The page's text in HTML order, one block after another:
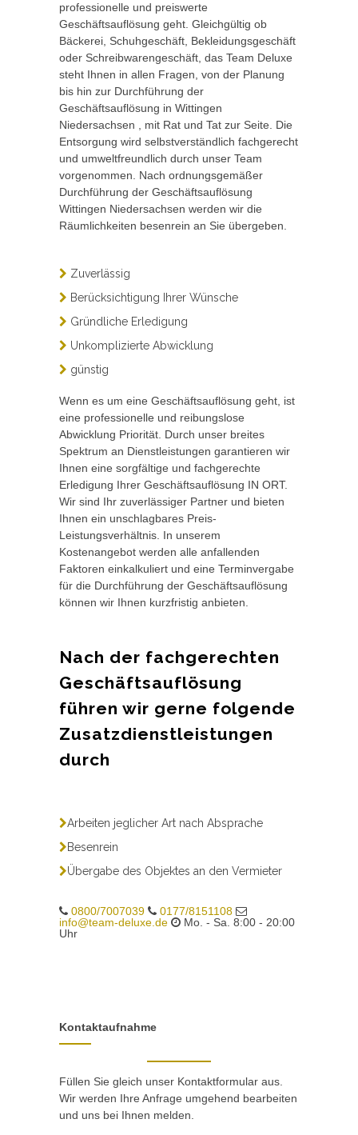
professionelle und preiswerte
Geschäftsauflösung geht. Gleichgültig ob
Bäckerei, Schuhgeschäft, Bekleidungsgeschäft
oder Schreibwarengeschäft, das Team Deluxe
steht Ihnen in allen Fragen, von der Planung
bis hin zur Durchführung der
Geschäftsauflösung in Wittingen
Niedersachsen , mit Rat und Tat zur Seite. Die
Entsorgung wird selbstverständlich fachgerecht
und umweltfreundlich durch unser Team
vorgenommen. Nach ordnungsgemäßer
Durchführung der Geschäftsauflösung
Wittingen Niedersachsen werden wir die
Räumlichkeiten besenrein an Sie übergeben.
Zuverlässig
Berücksichtigung Ihrer Wünsche
Gründliche Erledigung
Unkomplizierte Abwicklung
günstig
Wenn es um eine Geschäftsauflösung geht, ist
eine professionelle und reibungslose
Abwicklung Priorität. Durch unser breites
Spektrum an Dienstleistungen garantieren wir
Ihnen eine sorgfältige und fachgerechte
Erledigung Ihrer Geschäftsauflösung IN ORT.
Wir sind Ihr zuverlässiger Partner und bieten
Ihnen ein unschlagbares Preis-
Leistungsverhältnis. In unserem
Kostenangebot werden alle anfallenden
Faktoren einkalkuliert und eine Terminvergabe
für die Durchführung der Geschäftsauflösung
können wir Ihnen kurzfristig anbieten.
Nach der fachgerechten
Geschäftsauflösung
führen wir gerne folgende
Zusatzdienstleistungen
durch
Arbeiten jeglicher Art nach Absprache
Besenrein
Übergabe des Objektes an den Vermieter
0800/7007039
0177/8151108
info@team-deluxe.de
Mo. - Sa. 8:00 - 20:00
Uhr
Kontaktaufnahme
Füllen Sie gleich unser Kontaktformular aus.
Wir werden Ihre Anfrage umgehend bearbeiten
und uns bei Ihnen melden.